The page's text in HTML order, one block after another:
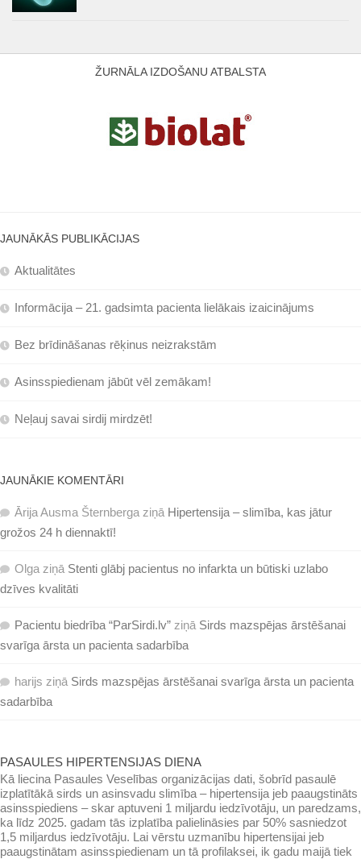
ŽURNĀLA IZDOŠANU ATBALSTA
JAUNĀKĀS PUBLIKĀCIJAS
Aktualitātes
Informācija – 21. gadsimta pacienta lielākais izaicinājums
Bez brīdināšanas rēķinus neizrakstām
Asinsspiedienam jābūt vēl zemākam!
Neļauj savai sirdij mirdzēt!
JAUNĀKIE KOMENTĀRI
Ārija Ausma Šternberga ziņā Hipertensija – slimība, kas jātur
grožos 24 h diennaktī!
Olga ziņā Stenti glābj pacientus no infarkta un būtiski uzlabo
dzīves kvalitāti
Pacientu biedrība “ParSirdi.lv” ziņā Sirds mazspējas ārstēšanai
svarīga ārsta un pacienta sadarbība
harijs ziņā Sirds mazspējas ārstēšanai svarīga ārsta un pacienta
sadarbība
PASAULES HIPERTENSIJAS DIENA
Kā liecina Pasaules Veselības organizācijas dati, šobrīd pasaulē
izplatītākā sirds un asinsvadu slimība – hipertensija jeb paaugstināts
asinsspiediens – skar aptuveni 1 miljardu iedzīvotāju, un paredzams,
ka līdz 2025. gadam tās izplatība palielināsies par 50% sasniedzot
1,5 miljardus iedzīvotāju. Lai vērstu uzmanību hipertensijai jeb
paaugstinātam asinsspiedienam un tā profilaksei, ik gadu maijā tiek